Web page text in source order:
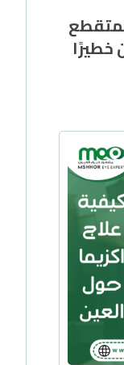
خطيرًا